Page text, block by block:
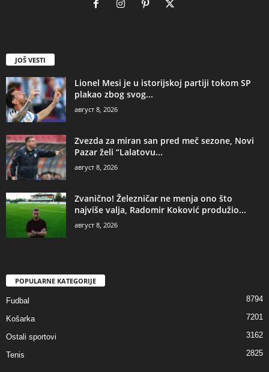
JOŠ VESTI
Lionel Mesi je u istorijskoj partiji tokom SP
plakao zbog svog...
август 8, 2026
Zvezda za miran san pred meč sezone, Novi
Pazar želi “Lalatovu...
август 8, 2026
Zvanično! Železničar ne menja ono što
najviše valja, Radomir Koković produžio...
август 8, 2026
POPULARNE KATEGORIJE
Fudbal 8794
Košarka 7201
Ostali sportovi 3162
Tenis 2825